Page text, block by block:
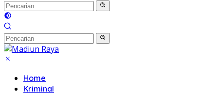
Home
Kriminal